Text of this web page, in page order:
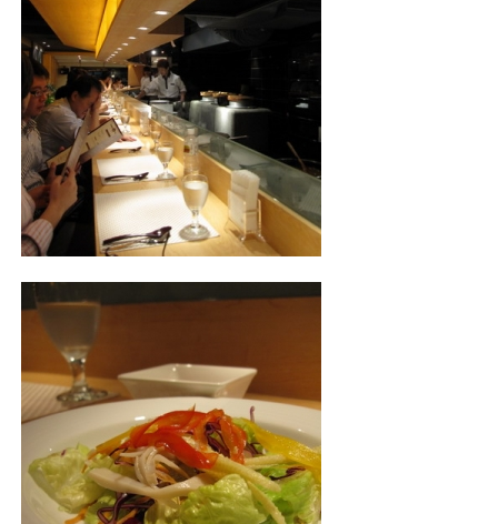
餐桌週記
享樂隨手拍
照相簿
影音區
創意出版服務
歷史區
關於Yilan
個人著作
活動實況記錄
媒體報導一覽
合作與代言
訂閱電子報